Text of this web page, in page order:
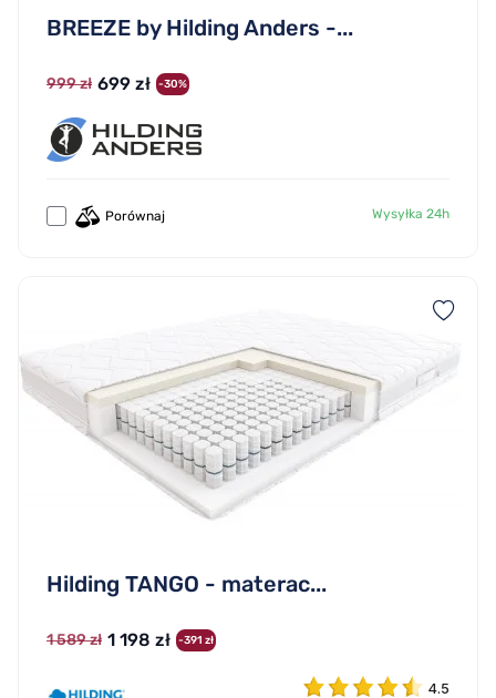
BREEZE by Hilding Anders -...
999 zł 699 zł -30%
Porównaj Wysyłka 24h
Hilding TANGO - materac...
1 589 zł 1 198 zł -391 zł
4.5